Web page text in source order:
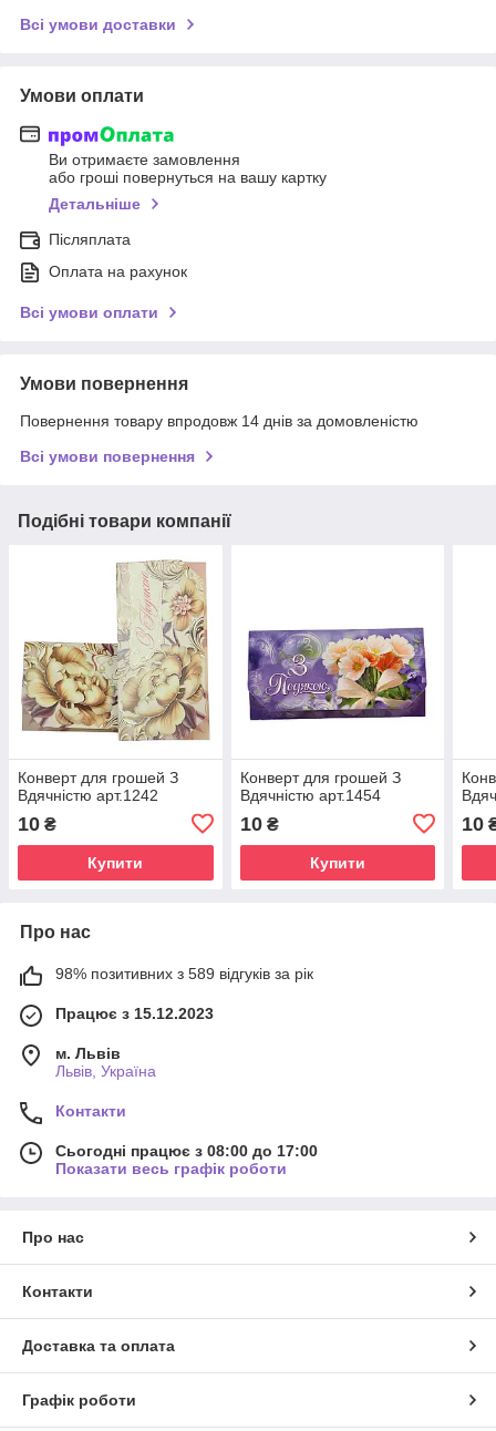
Всі умови доставки
Умови оплати
Ви отримаєте замовлення
або гроші повернуться на вашу картку
Детальніше
Післяплата
Оплата на рахунок
Всі умови оплати
Умови повернення
Повернення товару впродовж 14 днів за домовленістю
Всі умови повернення
Подібні товари компанії
Конверт для грошей З
Вдячністю арт.1242
10 ₴
Купити
Конверт для грошей З
Вдячністю арт.1454
10₴
Купити
10
Про нас
98% позитивних з 589 відгуків за рік
Працює з 15.12.2023
м. Львів
Львів, Україна
Контакти
Сьогодні працює з 08:00 до 17:00
Показати весь графік роботи
Про нас
Контакти
Доставка та оплата
Графік роботи